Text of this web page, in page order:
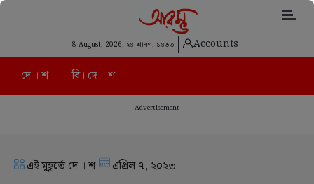
8 August, 2026, ২৪ শ্রাবণ, ১৪৩৩ Accounts
দে । শ বি। দে । শ
Advertisement
এই মুহূর্তে দে । শ এপ্রিল ৭, ২০২৩